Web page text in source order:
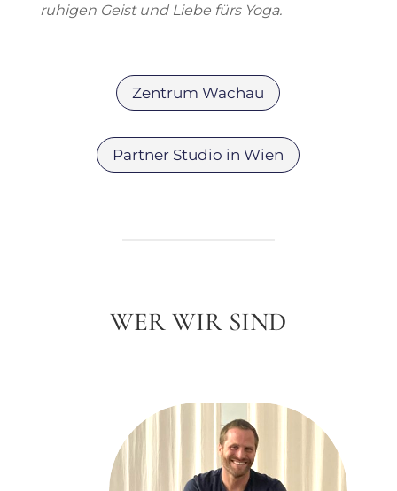
ruhigen Geist und Liebe fürs Yoga.
Zentrum Wachau
Partner Studio in Wien
WER WIR SIND